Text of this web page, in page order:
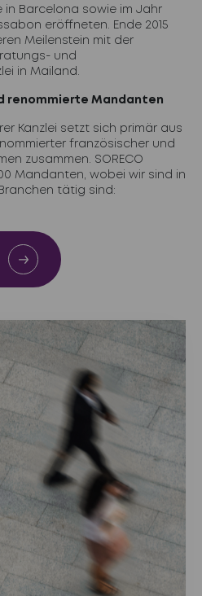
in Barcelona sowie im Jahr
eröffneten. Ende 2015
Meilenstein mit der
und
in Mailand.
renommierte Mandanten
Kanzlei setzt sich primär aus
französischer und
zusammen. SORECO
Mandanten, wobei wir sind in
tätig sind: